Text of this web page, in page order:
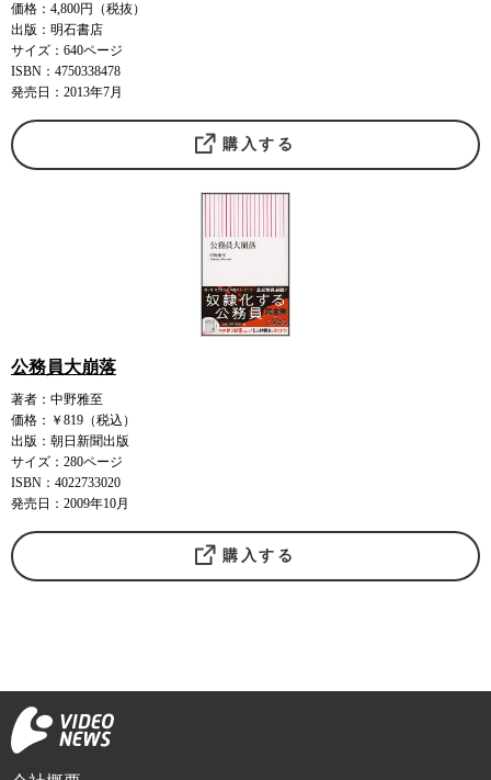
価格：4,800円（税抜）
出版：明石書店
サイズ：640ページ
ISBN：4750338478
発売日：2013年7月
購入する
公務員大崩落
著者：中野雅至
価格：￥819（税込）
出版：朝日新聞出版
サイズ：280ページ
ISBN：4022733020
発売日：2009年10月
購入する